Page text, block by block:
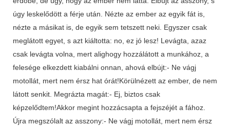
úgy leskelődött a férje után. Nézte az ember az egyik fát is,
nézte a másikat is, de egyik sem tetszett neki. Egyszer csak
meglátott egyet, s azt kiáltotta: no, ez jó lesz! Levágta, azaz
csak levágta volna, mert alighogy hozzálátott a munkához, a
felesége elkezdett kiabálni onnan, ahová elbújt:- Ne vágj
motollát, mert nem érsz hat órát!Körülnézett az ember, de nem
látott senkit. Megrázta magát:- Ej, biztos csak
képzelődtem!Akkor megint hozzácsapta a fejszéjét a fához.
Újra megszólalt az asszony:- Ne vágj motollát, mert nem érsz